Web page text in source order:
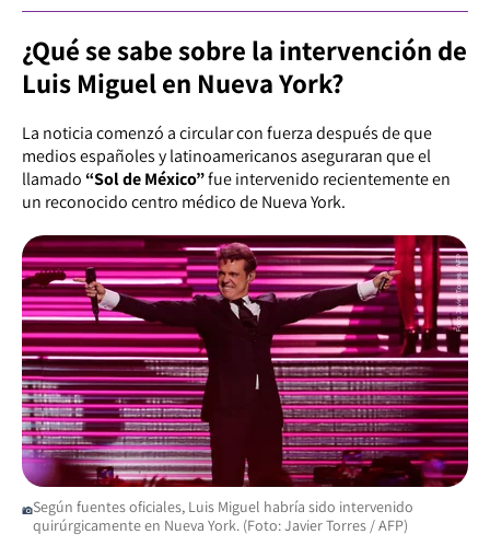
¿Qué se sabe sobre la intervención de
Luis Miguel en Nueva York?
La noticia comenzó a circular con fuerza después de que
medios españoles y latinoamericanos aseguraran que el
llamado“Sol de México”fue intervenido recientemente en
un reconocido centro médico de Nueva York.
Según fuentes oficiales, Luis Miguel habría sido intervenido
quirúrgicamente en Nueva York. (Foto: Javier Torres / AFP)